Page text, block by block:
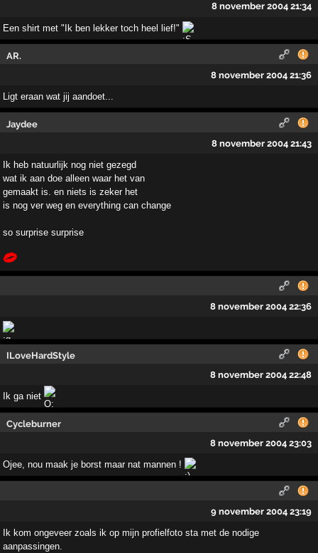
8 november 2004 21:34
Een shirt met "Ik ben lekker toch heel lief!"
AR.
8 november 2004 21:36
Ligt eraan wat jij aandoet...
Jaydee
8 november 2004 21:43
Ik heb natuurlijk nog niet gezegd
wat ik aan doe alleen waar het van
gemaakt is. en niets is zeker het
is nog ver weg en everything can change
so surprise surprise
8 november 2004 22:36
ILoveHardStyle
8 november 2004 22:48
Ik ga niet
Cycleburner
8 november 2004 23:03
Ojee, nou maak je borst maar nat mannen !
9 november 2004 23:19
Ik kom ongeveer zoals ik op mijn profielfoto sta met de nodige
aanpassingen.